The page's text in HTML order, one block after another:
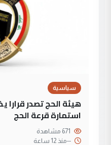
سياسية
هيئة الحج تصدر
استمارة قرعة الحج
--منذ 12 ساعة